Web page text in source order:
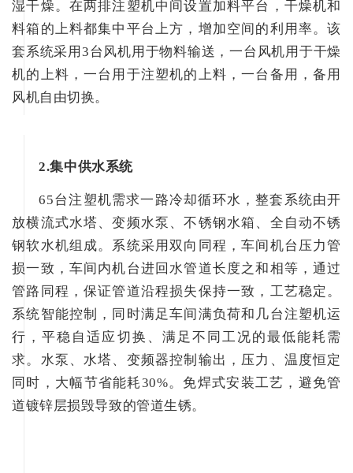
湿干燥。在两排注塑机中间设置加料平台，干燥机和
料箱的上料都集中平台上方，增加空间的利用率。该
套系统采用3台风机用于物料输送，一台风机用于干燥
机的上料，一台用于注塑机的上料，一台备用，备用
风机自由切换。
2.集中供水系统
65台注塑机需求一路冷却循环水，整套系统由开
放横流式水塔、变频水泵、不锈钢水箱、全自动不锈
钢软水机组成。系统采用双向同程，车间机台压力管
损一致，车间内机台进回水管道长度之和相等，通过
管路同程，保证管道沿程损失保持一致，工艺稳定。
系统智能控制，同时满足车间满负荷和几台注塑机运
行，平稳自适应切换、满足不同工况的最低能耗需
求。水泵、水塔、变频器控制输出，压力、温度恒定
同时，大幅节省能耗30%。免焊式安装工艺，避免管
道镀锌层损毁导致的管道生锈。